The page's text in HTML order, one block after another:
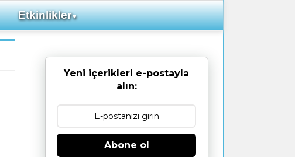
Etkinlikler▼
Yeni içerikleri e-postayla
alın:
Abone ol